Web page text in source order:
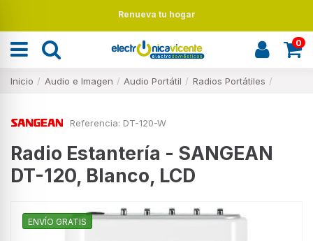
Renueva tu hogar
0
Inicio Audio e Imagen Audio Portátil Radios Portátiles
Referencia: DT-120-W
Radio Estantería - SANGEAN
DT-120, Blanco, LCD
ENVÍO GRATIS